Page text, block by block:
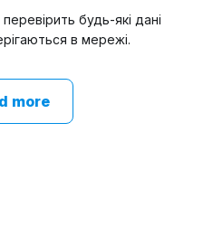
будь-які дані
в мережі.
more